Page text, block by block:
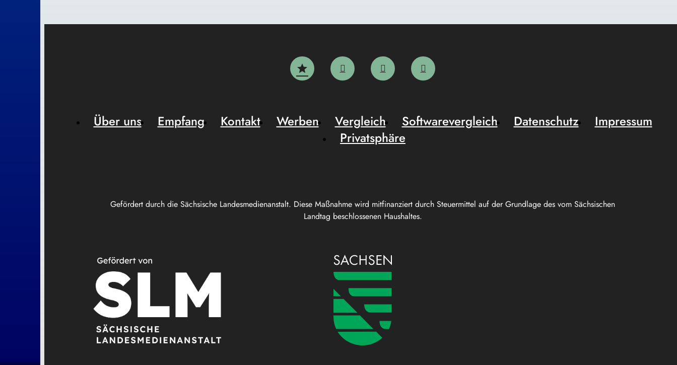
Gefördert durch die Sächsische Landesmedienanstalt. Diese Maßnahme wird mitfinanziert durch Steuermittel auf der Grundlage des vom Sächsischen
Landtag beschlossenen Haushaltes.
Über uns Empfang Kontakt Werben Vergleich Softwarevergleich Datenschutz
Impressum
Privatsphäre